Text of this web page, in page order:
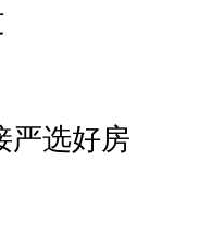
严选好房